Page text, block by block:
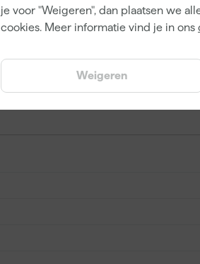
je voor "Weigeren", dan plaatsen we
cookies. Meer informatie vind je in ons
Weigeren